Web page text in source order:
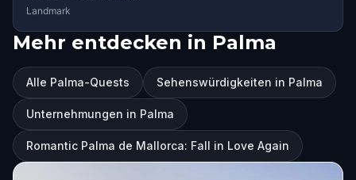
Landmark
Mehr entdecken in Palma
Alle Palma-Quests Sehenswürdigkeiten in Palma
Unternehmungen in Palma
Romantic Palma de Mallorca: Fall in Love Again